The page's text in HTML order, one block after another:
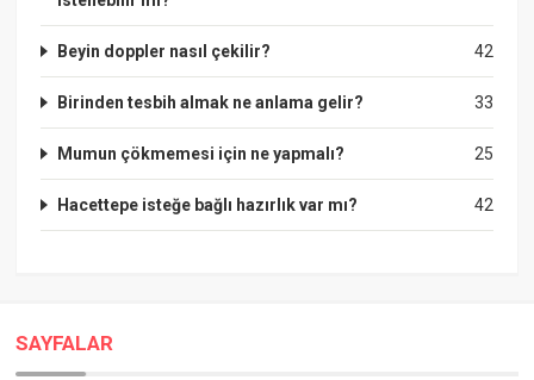
42
Beyin doppler nasıl çekilir?
33
Birinden tesbih almak ne anlama gelir?
25
Mumun çökmemesi için ne yapmalı?
42
Hacettepe isteğe bağlı hazırlık var mı?
SAYFALAR